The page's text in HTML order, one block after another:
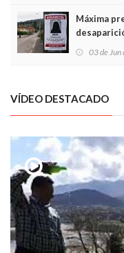
Máxima
03 de
VÍDEO DESTACADO